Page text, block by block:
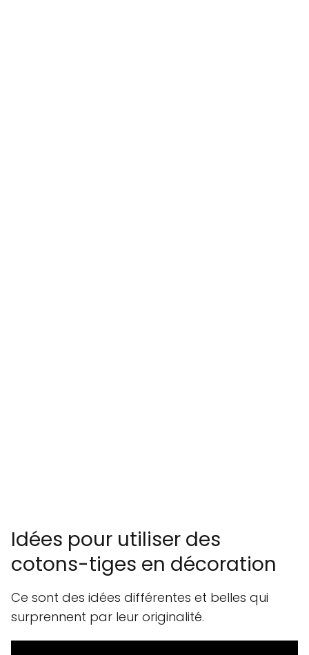
Idées pour utiliser des
cotons-tiges en décoration
Ce sont des idées différentes et belles qui
surprennent par leur originalité.